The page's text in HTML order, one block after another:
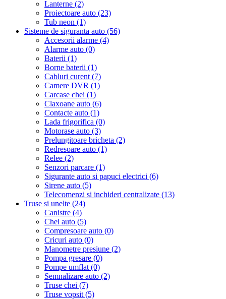
Lanterne (2)
Proiectoare auto (23)
Tub neon (1)
Sisteme de siguranta auto (56)
Accesorii alarme (4)
Alarme auto (0)
Baterii (1)
Borne baterii (1)
Cabluri curent (7)
Camere DVR (1)
Carcase chei (1)
Claxoane auto (6)
Contacte auto (1)
Lada frigorifica (0)
Motorase auto (3)
Prelungitoare bricheta (2)
Redresoare auto (1)
Relee (2)
Senzori parcare (1)
Sigurante auto si papuci electrici (6)
Sirene auto (5)
Telecomenzi si inchideri centralizate (13)
Truse si unelte (24)
Canistre (4)
Chei auto (5)
Compresoare auto (0)
Cricuri auto (0)
Manometre presiune (2)
Pompa gresare (0)
Pompe umflat (0)
Semnalizare auto (2)
Truse chei (7)
Truse vopsit (5)